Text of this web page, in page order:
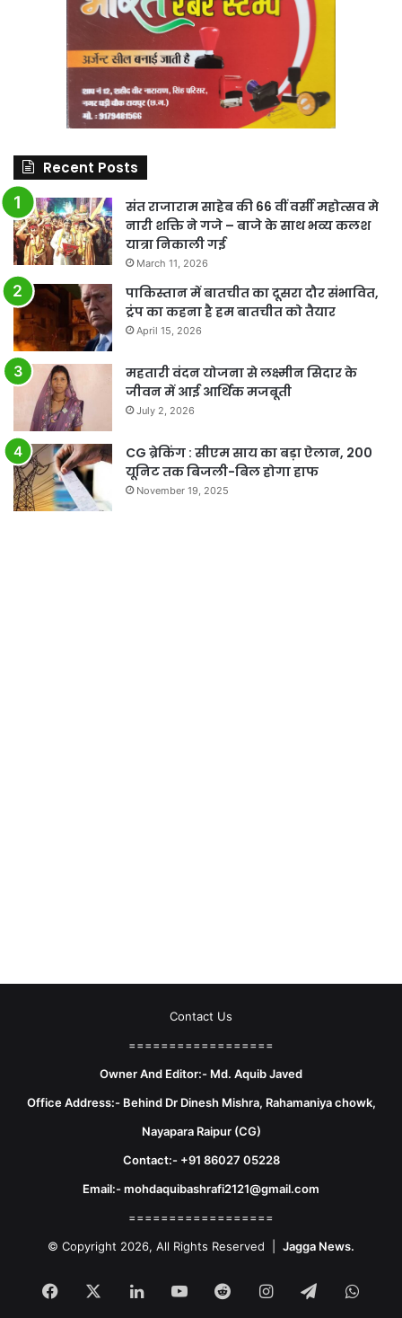
Recent Posts
संत राजाराम साहेब की 66 वीं वर्सी महोत्सव मे
नारी शक्ति ने गजे – बाजे के साथ भव्य कलश
यात्रा निकाली गई
March 11, 2026
पाकिस्तान में बातचीत का दूसरा दौर संभावित,
ट्रंप का कहना है हम बातचीत को तैयार
April 15, 2026
महतारी वंदन योजना से लक्ष्मीन सिदार के
जीवन में आई आर्थिक मजबूती
July 2, 2026
CG ब्रेकिंग : सीएम साय का बड़ा ऐलान, 200
यूनिट तक बिजली-बिल होगा हाफ
November 19, 2025
Contact Us
==================
Owner And Editor:- Md. Aquib Javed
Office Address:- Behind Dr Dinesh Mishra, Rahamaniya chowk,
Nayapara Raipur (CG)
Contact:- +91 86027 05228
Email:- mohdaquibashrafi2121@gmail.com
==================
© Copyright 2026, All Rights Reserved | Jagga News.
Facebook LinkedInYouTubeRedditInstagram
Telegram